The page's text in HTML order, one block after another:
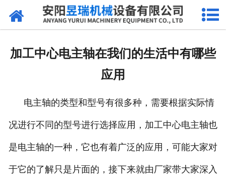
网站首页
联系我们
加工中心电主轴在我们的生活中有哪些
应用
电主轴的类型和型号有很多种，需要根据实际情
况进行不同的型号进行选择应用，加工中心电主轴也
是电主轴的一种，它也有着广泛的应用，可能大家对
于它的了解只是片面的，接下来就由厂家带大家深入